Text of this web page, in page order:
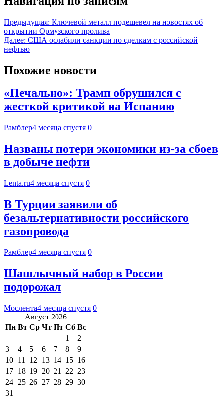
Предыдущая: Ключевой металл подешевел на новостях об
открытии Ормузского пролива
Далее: США ослабили санкции по сделкам с российской
нефтью
Похожие новости
«Печально»: Трамп обрушился с
жесткой критикой на Испанию
Рамблер4 месяца спустя 0
Названы потери экономики из-за сбоев
в добыче нефти
Lenta.ru4 месяца спустя 0
В Турции заявили об
безальтернативности российского
газопровода
Рамблер4 месяца спустя 0
Шашлычный набор в России
подорожал
Мослента4 месяца спустя 0
Август 2026
Пн Вт Ср Чт Пт Сб Вс
1
2
3
4 5 6 7 8
9
10 11 12 13 14 15 16
17 18 19 20 21 22 23
24 25 26 27 28 29 30
31